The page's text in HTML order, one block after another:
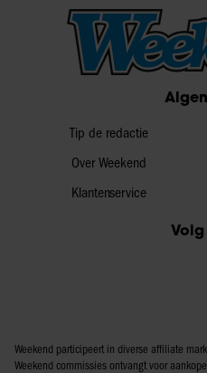
Tip de redactie
Over Weekend
Klantenservice
Weekend participeert in diverse affiliate
Weekend commissies ontvangt voor